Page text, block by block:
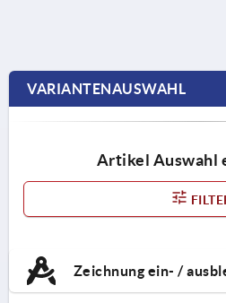
VARIANTENAUSWAHL
Artikel Auswahl
Zeichnung ein- /